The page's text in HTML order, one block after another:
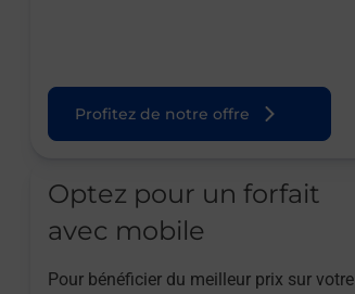
Profitez de notre offre
Optez pour un forfait
avec mobile
Pour bénéficier du meilleur prix sur votre